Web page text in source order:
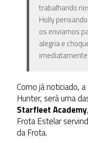
trabalhando
Holly
os enviamos
alegria e
imediatamente.
Como já noticiado,
Hunter, será uma
Starfleet Academy
Frota Estelar
da Frota.